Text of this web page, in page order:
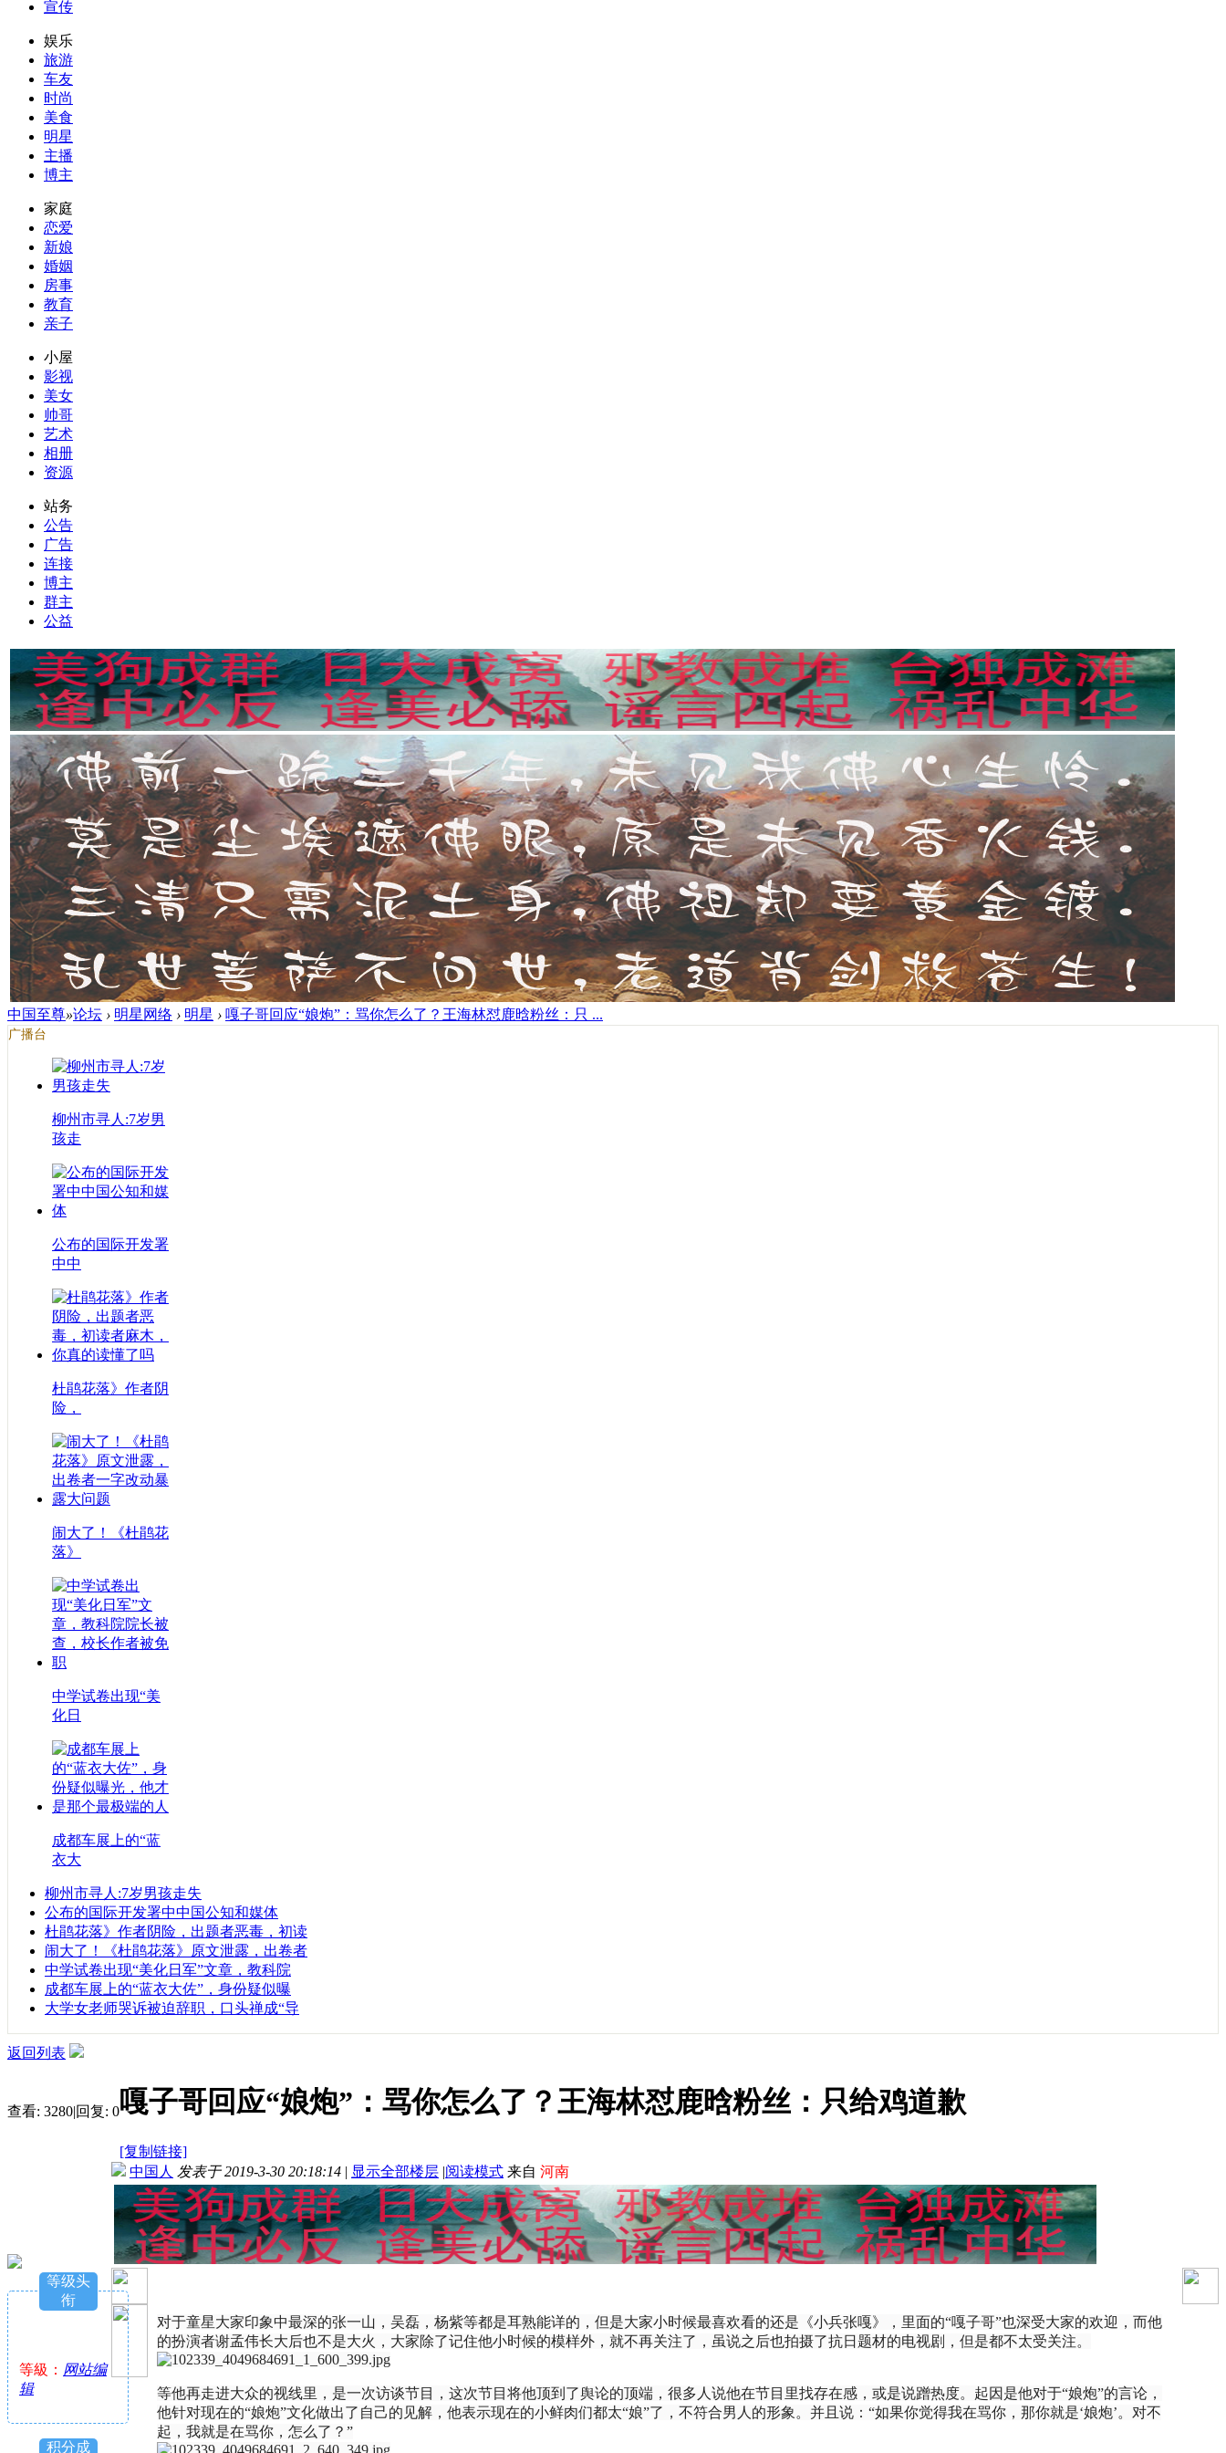
宣传
娱乐
旅游
车友
时尚
美食
明星
主播
博主
家庭
恋爱
新娘
婚姻
房事
教育
亲子
小屋
影视
美女
帅哥
艺术
相册
资源
站务
公告
广告
连接
博主
群主
公益
中国至尊»论坛 › 明星网络 › 明星 › 嘎子哥回应“娘炮”：骂你怎么了？王海林怼鹿晗粉丝：只 ...
广播台
柳州市寻人:7岁男
孩走
公布的国际开发署
中中
杜鹃花落》作者阴
险，
闹大了！《杜鹃花
落》
中学试卷出现“美
化日
成都车展上的“蓝
衣大
柳州市寻人:7岁男孩走失
公布的国际开发署中中国公知和媒体
杜鹃花落》作者阴险，出题者恶毒，初读
闹大了！《杜鹃花落》原文泄露，出卷者
中学试卷出现“美化日军”文章，教科院
成都车展上的“蓝衣大佐”，身份疑似曝
大学女老师哭诉被迫辞职，口头禅成“导
返回列表
查看: 3280|回复: 0嘎子哥回应“娘炮”：骂你怎么了？王海林怼鹿晗粉丝：只给鸡道歉
[复制链接]
等级头
衔
等級： 网站编
辑
积分成
中国人 发表于 2019-3-30 20:18:14 | 显示全部楼层 |阅读模式 来自 河南
对于童星大家印象中最深的张一山，吴磊，杨紫等都是耳熟能详的，但是大家小时候最喜欢看的还是《小兵张嘎》，里面的“嘎子哥”也深受大家的欢迎，而他
的扮演者谢孟伟长大后也不是大火，大家除了记住他小时候的模样外，就不再关注了，虽说之后也拍摄了抗日题材的电视剧，但是都不太受关注。
等他再走进大众的视线里，是一次访谈节目，这次节目将他顶到了舆论的顶端，很多人说他在节目里找存在感，或是说蹭热度。起因是他对于“娘炮”的言论，
他针对现在的“娘炮”文化做出了自己的见解，他表示现在的小鲜肉们都太“娘”了，不符合男人的形象。并且说：“如果你觉得我在骂你，那你就是‘娘炮’。对不
起，我就是在骂你，怎么了？”